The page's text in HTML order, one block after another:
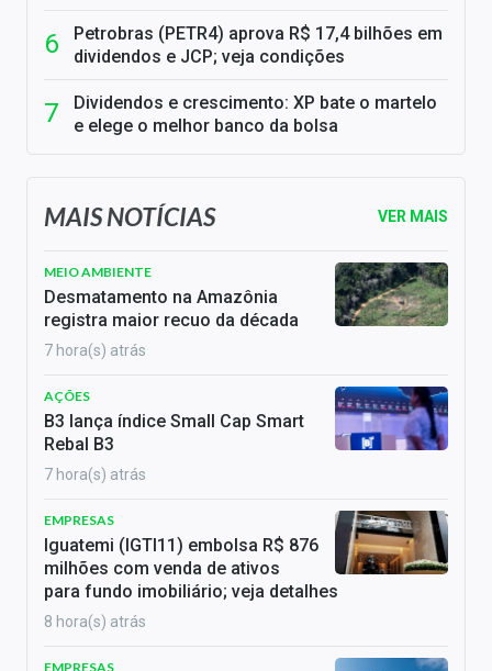
Petrobras (PETR4) aprova R$ 17,4 bilhões em
dividendos e JCP; veja condições
Dividendos e crescimento: XP bate o martelo
e elege o melhor banco da bolsa
MAIS NOTÍCIAS VER MAIS
MEIO AMBIENTE
Desmatamento na Amazônia
registra maior recuo da década
7 hora(s) atrás
AÇÕES
B3 lança índice Small Cap Smart
Rebal B3
7 hora(s) atrás
EMPRESAS
Iguatemi (IGTI11) embolsa R$ 876
milhões com venda de ativos
para fundo imobiliário; veja detalhes
8 hora(s) atrás
EMPRESAS